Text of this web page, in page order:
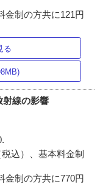
金制の方共に121円
る
線の影響
込）、基本料金制
金制の方共に770円